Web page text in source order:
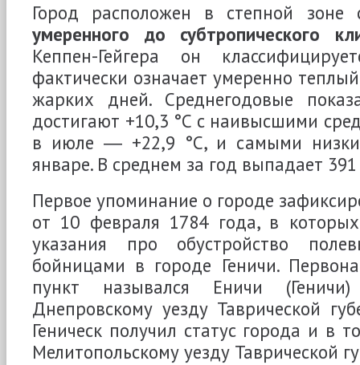
Город расположен в степной
умеренного до субтропического
Кеппен-Гейгера он
фактически означает умеренно
жарких дней. Среднегодовые
достигают +10,3 °C с наивысшими
в июле ― +22,9 °C, и самыми
январе. В среднем за год выпадает
Первое упоминание о городе
от 10 февраля 1784 года, в которых
указания про обустройство
бойницами в городе Геничи.
пункт назывался Еничи
Днепровскому уезду Таврической
Геническ получил статус города и в
Мелитопольскому уезду Таврической